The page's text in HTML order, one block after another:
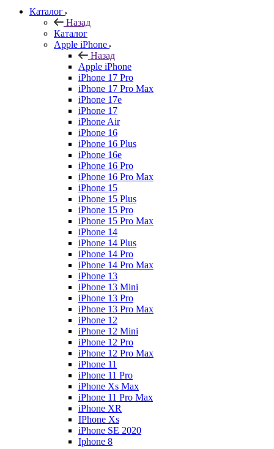
Каталог
Назад
Каталог
Apple iPhone
Назад
Apple iPhone
iPhone 17 Pro
iPhone 17 Pro Max
iPhone 17e
iPhone 17
iPhone Air
iPhone 16
iPhone 16 Plus
iPhone 16e
iPhone 16 Pro
iPhone 16 Pro Max
iPhone 15
iPhone 15 Plus
iPhone 15 Pro
iPhone 15 Pro Max
iPhone 14
iPhone 14 Plus
iPhone 14 Pro
iPhone 14 Pro Max
iPhone 13
iPhone 13 Mini
iPhone 13 Pro
iPhone 13 Pro Max
iPhone 12
iPhone 12 Mini
iPhone 12 Pro
iPhone 12 Pro Max
iPhone 11
iPhone 11 Pro
iPhone Xs Max
iPhone 11 Pro Max
iPhone XR
IPhone Xs
iPhone SE 2020
Iphone 8